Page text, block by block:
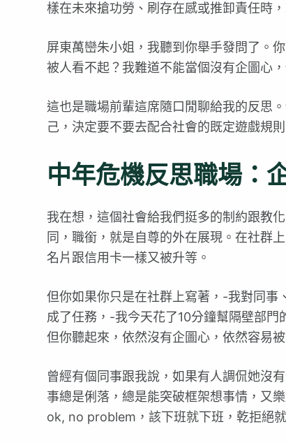
樣在未來搶功勞、刷存在感或推卸責任時
屏東萬巒朱小姐，我聽到你舉手發問了。
被人看不起？我難道不能當個沒有企圖心
這也是職場前輩這席隨口閒聊給我的反思
己，決定要不要去配合社會的既定遊戲規
中年危機反思職場：
我在想，這個社會給我們挺多的制約跟教
同，職銜，就是自尊的外在展現。在社群
名片跟信用卡一樣又被升等。
但你如果你只是在社群上寫著，-我對同
成了任務，-我今天花了10分鐘幫隔壁部門
但你聽起來，依然沒有企圖心，依然容易
曾經有個同事跟我說，如果有人調侃她沒
事總是俐落，總是能突破框架想事情，又
ok, no problem，該下班就下班，乾拒絕